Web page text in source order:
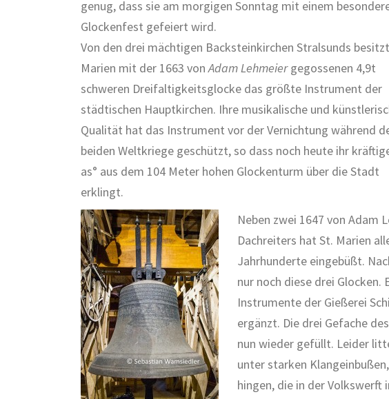
genug, dass sie am morgigen Sonntag mit einem
Glockenfest gefeiert wird.
Von den drei mächtigen Backsteinkirchen Stralsunds
Marien mit der 1663 vonAdam Lehmeiergegossenen 4,9t
schweren Dreifaltigkeitsglocke das größte Instrument der
städtischen Hauptkirchen. Ihre musikalische und
Qualität hat das Instrument vor der Vernichtung während
beiden Weltkriege geschützt, so dass noch heute ihr
as° aus dem 104 Meter hohen Glockenturm über die Stadt
erklingt.
Neben zwei 1647 von Adam
Dachreiters hat St. Marien
Jahrhunderte eingebüßt.
nur noch diese drei Glocken.
Instrumente der Gießerei
ergänzt. Die drei Gefache
nun wieder gefüllt. Leider
unter starken
hingen, die in der